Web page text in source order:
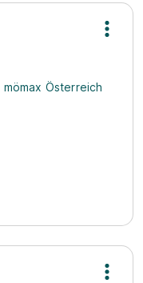
mömax Österreich